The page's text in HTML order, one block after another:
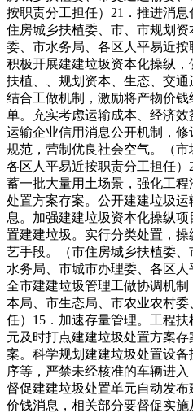
按职责分工担任）21．推进消
住房城乡扶植委、市、市规划
委、市水务局、各区人平易近
积极开展建建垃圾资本化操纵
扶植、、规划资本、生态、交通
结合工做机制，激励将产物价
单。充实考虑运输成本、经济
运输企业信用消息公开机制，
规范，营制优良社会空气。（市
各区人平易近按职责分工担任
蓄一批大量用土场景，强化工
处置方案存案。公开建建垃圾
息。加强建建垃圾资本化操纵
置建建垃圾。实行分类处置，
艺手段。（市住房城乡扶植委
水务局、市城市办理委、各区
全市建建垃圾管理工做协调机
本局、市生态局、市农业农村
任）15．加速存量管理。工程
元及时打点建建垃圾处置方案
案。科学规划建建垃圾处置设
序等，严禁未经核准的车辆进
督促建建垃圾处置单元自动发
价钱消息，相关部分要督促实